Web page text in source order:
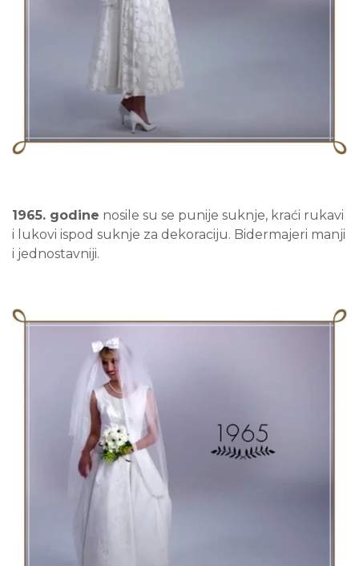
1965. godine nosile su se punije suknje, kraći rukavi
i lukovi ispod suknje za dekoraciju. Bidermajeri manji
i jednostavniji.